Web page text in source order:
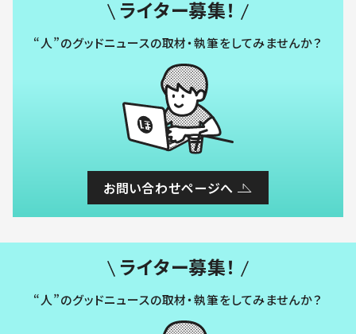
ライター募集！
“人”のグッドニュースの取材・執筆をしてみませんか？
お問い合わせページへ
ライター募集！
“人”のグッドニュースの取材・執筆をしてみませんか？